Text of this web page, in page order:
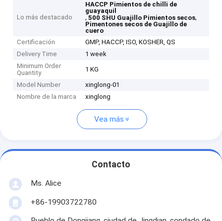
Lo más destacado
HACCP Pimientos de chilli de
guayaquil
,500 SHU Guajillo Pimientos secos,
Pimentones secos de Guajillo de
cuero
Certificación
GMP, HACCP, ISO, KOSHER, QS
Delivery Time
1 week
Minimum Order
Quantity
1 KG
Model Number
xinglong-01
Nombre de la marca
xinglong
Vea más
Contacto
Ms. Alice
+86-19903722780